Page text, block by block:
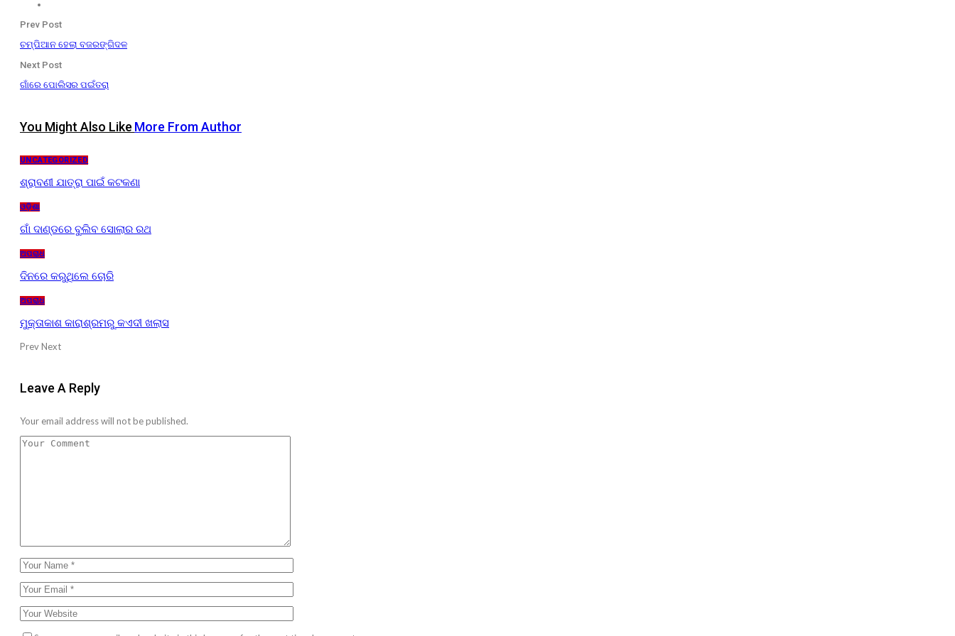
Prev Post
ଚମ୍ପିଆନ ହେଲା ବଜରଙ୍ଗିଦଳ
Next Post
ଗାଁରେ ପୋଲିସର ପଇଁତରା
You Might Also Like More From Author
UNCATEGORIZED
ଶ୍ରାବଣୀ ଯାତ୍ରା ପାଇଁ କଟକଣା
ଓଡ଼ିଶା
ଗାଁ ଦାଣ୍ଡରେ ବୁଲିବ ସୋଲାର ରଥ
ଅପରାଧ
ଦିନରେ କରୁଥିଲେ ଚୋରି
ଅପରାଧ
ମୁକ୍ତାକାଶ କାରାଶ୍ରମରୁ କଏଦୀ ଖଲାସ
PrevNext
Leave A Reply
Your email address will not be published.